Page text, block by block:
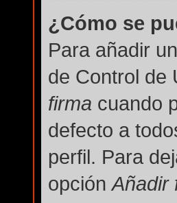
¿Cómo se
Para añadir
de Control de
firma cuando
defecto a
perfil. Para
opciónAñadir